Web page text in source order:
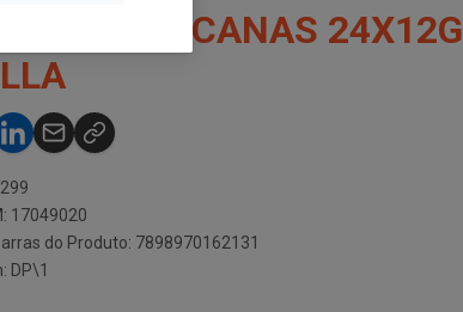
MEXICANAS 24X12G
17049020
do Produto: 7898970162131
DP\1